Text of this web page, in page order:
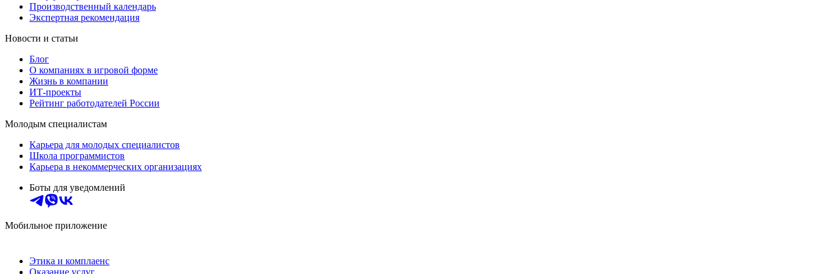
Производственный календарь
Экспертная рекомендация
Новости и статьи
Блог
О компаниях в игровой форме
Жизнь в компании
ИТ-проекты
Рейтинг работодателей России
Молодым специалистам
Карьера для молодых специалистов
Школа программистов
Карьера в некоммерческих организациях
Боты для уведомлений
Мобильное приложение
Этика и комплаенс
Оказание услуг